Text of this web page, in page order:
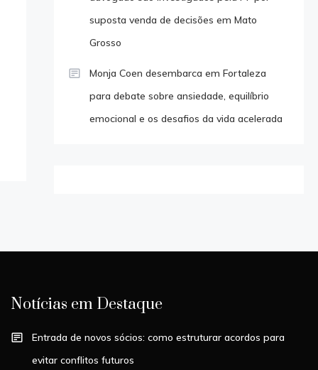
suposta venda de decisões em Mato
Grosso
Monja Coen desembarca em Fortaleza
para debate sobre ansiedade, equilíbrio
emocional e os desafios da vida acelerada
Notícias em Destaque
Entrada de novos sócios: como estruturar acordos para
evitar conflitos futuros